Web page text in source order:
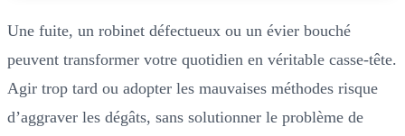
Une fuite, un robinet défectueux ou un évier bouché
peuvent transformer votre quotidien en véritable casse-tête.
Agir trop tard ou adopter les mauvaises méthodes risque
d’aggraver les dégâts, sans solutionner le problème de